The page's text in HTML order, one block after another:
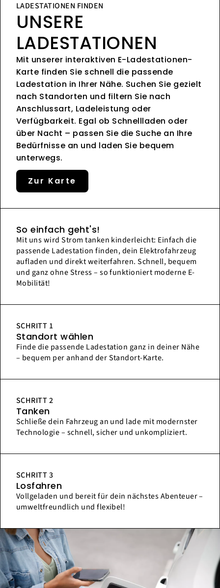
LADESTATIONEN FINDEN
UNSERE
LADESTATIONEN
Mit unserer interaktiven E-Ladestationen-
Karte finden Sie schnell die passende
Ladestation in Ihrer Nähe. Suchen Sie gezielt
nach Standorten und filtern Sie nach
Anschlussart, Ladeleistung oder
Verfügbarkeit. Egal ob Schnellladen oder
über Nacht – passen Sie die Suche an Ihre
Bedürfnisse an und laden Sie bequem
unterwegs.
Zur Karte
So einfach geht's!
Mit uns wird Strom tanken kinderleicht: Einfach die
passende Ladestation finden, dein Elektrofahrzeug
aufladen und direkt weiterfahren. Schnell, bequem
und ganz ohne Stress – so funktioniert moderne E-
Mobilität!
SCHRITT 1
Standort wählen
Finde die passende Ladestation ganz in deiner Nähe
– bequem per anhand der Standort-Karte.
SCHRITT 2
Tanken
Schließe dein Fahrzeug an und lade mit modernster
Technologie – schnell, sicher und unkompliziert.
SCHRITT 3
Losfahren
Vollgeladen und bereit für dein nächstes Abenteuer –
umweltfreundlich und flexibel!